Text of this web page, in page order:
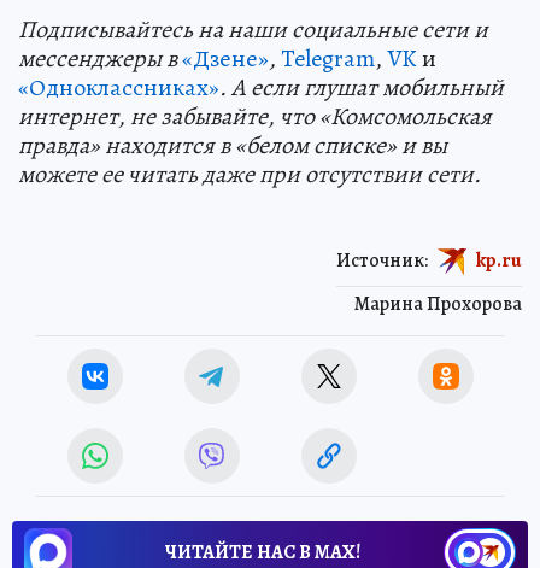
Подписывайтесь на наши социальные сети и
мессенджеры в«Дзене»,Telegram,VKи
«Одноклассниках». А если глушат мобильный
интернет, не забывайте, что «Комсомольская
правда» находится в «белом списке» и вы
можете ее читать даже при отсутствии сети.
Марина Прохорова
Источник: kp.ru
ЧИТАЙТЕ НАС В МАХ!